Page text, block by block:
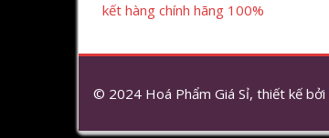
kết hàng chính hãng 100%
© 2024 Hoá Phẩm Giá Sỉ, thiết kế bởi